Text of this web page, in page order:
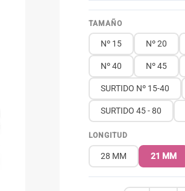
TAMAÑO
Nº 15 Nº 20
Nº 40 Nº 45
SURTIDO Nº 15-40
SURTIDO 45 - 80
LONGITUD
28 MM 21 MM